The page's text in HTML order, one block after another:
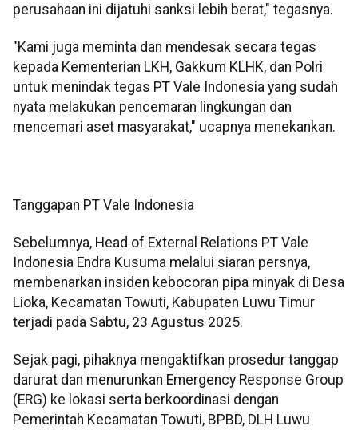
perusahaan ini dijatuhi sanksi lebih berat," tegasnya.
"Kami juga meminta dan mendesak secara tegas
kepada Kementerian LKH, Gakkum KLHK, dan Polri
untuk menindak tegas PT Vale Indonesia yang sudah
nyata melakukan pencemaran lingkungan dan
mencemari aset masyarakat," ucapnya menekankan.
Tanggapan PT Vale Indonesia
Sebelumnya, Head of External Relations PT Vale
Indonesia Endra Kusuma melalui siaran persnya,
membenarkan insiden kebocoran pipa minyak di Desa
Lioka, Kecamatan Towuti, Kabupaten Luwu Timur
terjadi pada Sabtu, 23 Agustus 2025.
Sejak pagi, pihaknya mengaktifkan prosedur tanggap
darurat dan menurunkan Emergency Response Group
(ERG) ke lokasi serta berkoordinasi dengan
Pemerintah Kecamatan Towuti, BPBD, DLH Luwu